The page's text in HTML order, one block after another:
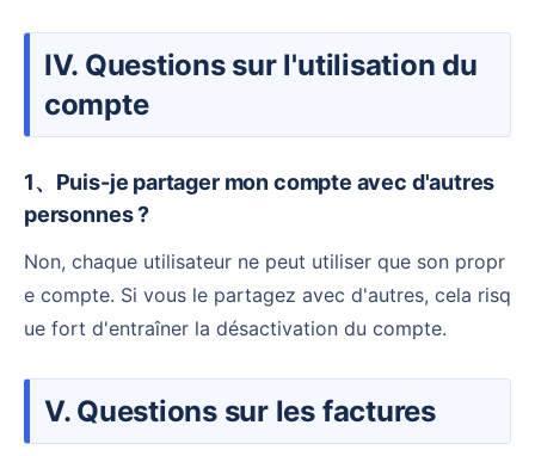
IV. Questions sur l'utilisation du
compte
1、Puis-je partager mon compte avec d'autres
personnes ?
Non, chaque utilisateur ne peut utiliser que son propr
e compte. Si vous le partagez avec d'autres, cela risq
ue fort d'entraîner la désactivation du compte.
V. Questions sur les factures